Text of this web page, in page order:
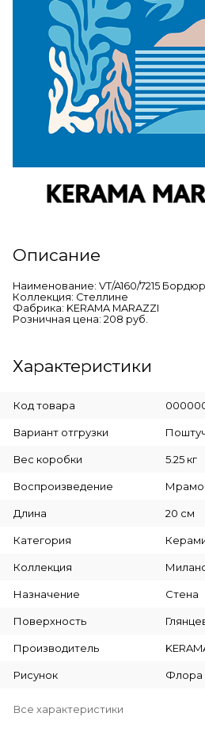
Описание
Наименование: VT/A160/7215
Коллекция: Стеллине
Фабрика: KERAMA MARAZZI
Розничная цена: 208 руб.
Характеристики
Код товара
Вариант отгрузки
Вес коробки 5.25 кг
Воспроизведение
Длина 20 см
Категория
Коллекция
Назначение Стена
Поверхность
Производитель
Рисунок Флора
Все характеристики